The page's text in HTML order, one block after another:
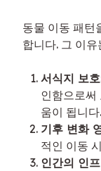
동물 이동 패턴
합니다. 그 이유
서식지 보호
인함으로써
움이 됩니다.
기후 변화
적인 이동
인간의 인